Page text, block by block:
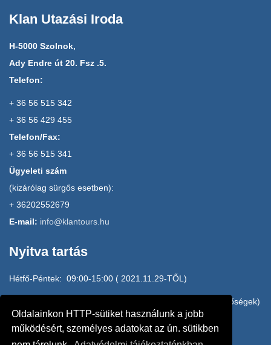
Oldalainkon HTTP-sütiket használunk a jobb
működésért, személyes adatokat az ún. sütikben
Klan Utazási Iroda
H-5000 Szolnok,
Ady Endre út 20. Fsz .5.
Telefon:
+ 36 56 515 342
+ 36 56 429 455
Telefon/Fax:
+ 36 56 515 341
Ügyeleti szám
(kizárólag sürgős esetben):
+ 36202552679
E-mail: info@klantours.hu
Nyitva tartás
Hétfő-Péntek: 09:00-15:00 ( 2021.11.29-TŐL)
H-P: 15:00-17:00 HOME OFFICE (e-mail, mobilos elérhetőségek)
20/2552679, 20/3145010, 20/4942610